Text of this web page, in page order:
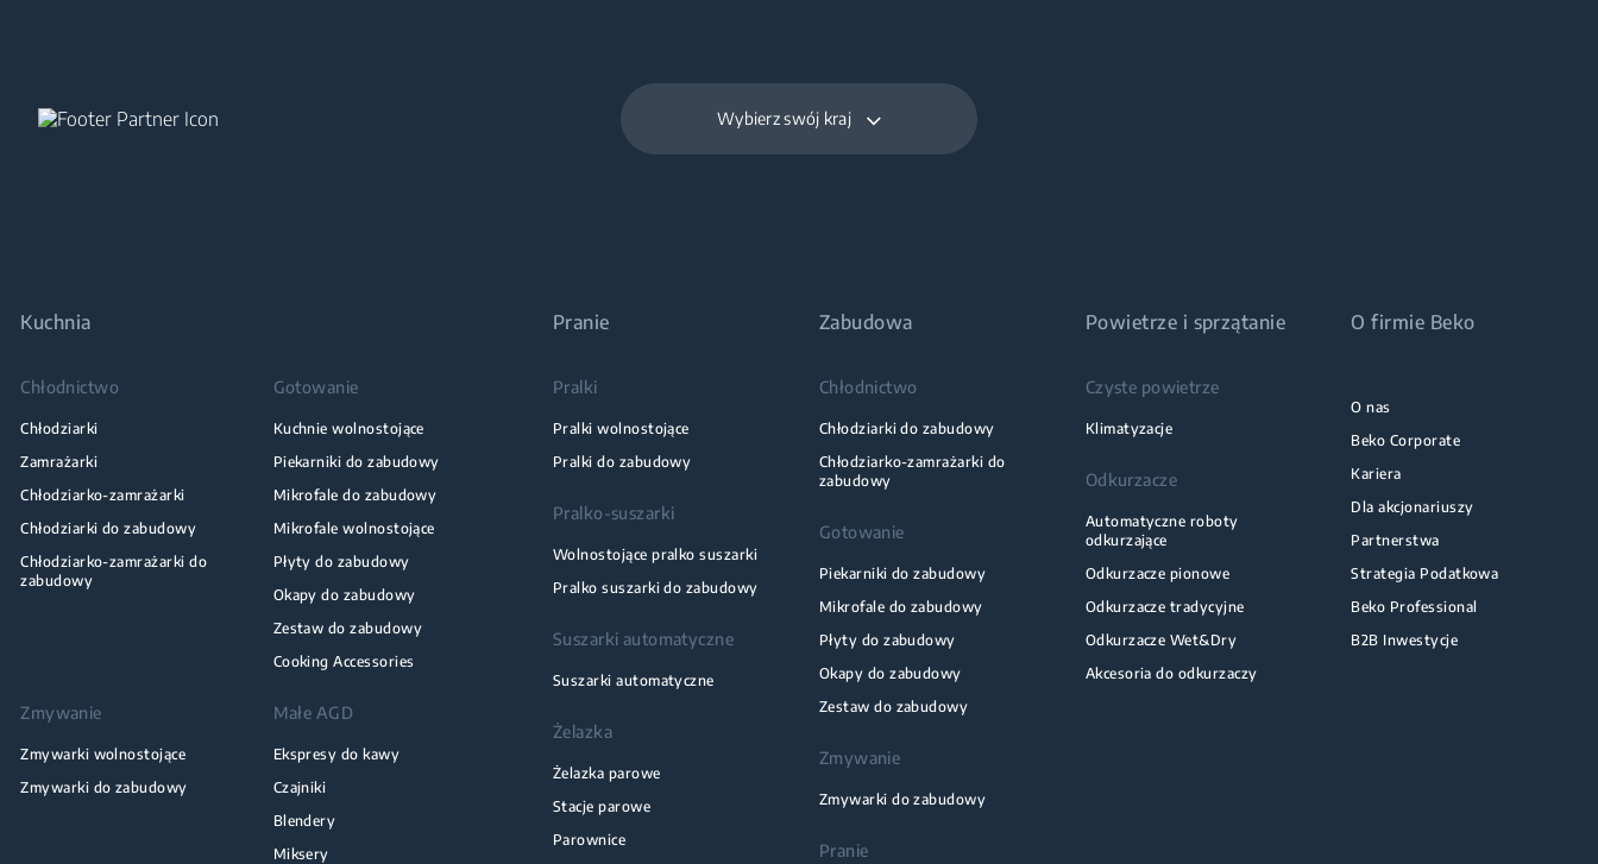
Wybierz swój kraj
Kuchnia
Chłodnictwo
Chłodziarki
Zamrażarki
Chłodziarko-zamrażarki
Chłodziarki do zabudowy
Chłodziarko-zamrażarki do
zabudowy
Gotowanie
Kuchnie wolnostojące
Piekarniki do zabudowy
Mikrofale do zabudowy
Mikrofale wolnostojące
Płyty do zabudowy
Okapy do zabudowy
Zestaw do zabudowy
Cooking Accessories
Zmywanie
Zmywarki wolnostojące
Zmywarki do zabudowy
Małe AGD
Ekspresy do kawy
Czajniki
Blendery
Miksery
Pranie
Pralki
Pralki wolnostojące
Pralki do zabudowy
Pralko-suszarki
Wolnostojące pralko suszarki
Pralko suszarki do zabudowy
Suszarki automatyczne
Suszarki automatyczne
Żelazka
Żelazka parowe
Stacje parowe
Parownice
Zabudowa
Chłodnictwo
Chłodziarki do zabudowy
Chłodziarko-zamrażarki do
zabudowy
Gotowanie
Piekarniki do zabudowy
Mikrofale do zabudowy
Płyty do zabudowy
Okapy do zabudowy
Zestaw do zabudowy
Zmywanie
Zmywarki do zabudowy
Pranie
Powietrze i sprzątanie
Czyste powietrze
Klimatyzacje
Odkurzacze
Automatyczne roboty
odkurzające
Odkurzacze pionowe
Odkurzacze tradycyjne
Odkurzacze Wet&Dry
Akcesoria do odkurzaczy
O firmie Beko
O nas
Beko Corporate
Kariera
Dla akcjonariuszy
Partnerstwa
Strategia Podatkowa
Beko Professional
B2B Inwestycje